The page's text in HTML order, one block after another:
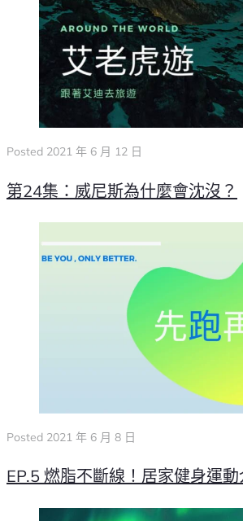
Posted 2021 年 6 月 12 日
第24集：威尼斯為什麼會沈沒？
Posted 2021 年 6 月 8 日
EP.5 燃脂不斷線！居家健身運動